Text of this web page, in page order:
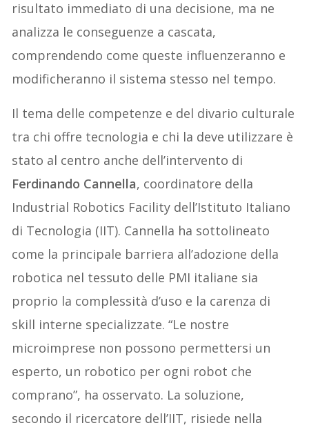
risultato immediato di una decisione, ma ne
analizza le conseguenze a cascata,
comprendendo come queste influenzeranno e
modificheranno il sistema stesso nel tempo.
Il tema delle competenze e del divario culturale
tra chi offre tecnologia e chi la deve utilizzare è
stato al centro anche dell’intervento di
Ferdinando Cannella, coordinatore della
Industrial Robotics Facility dell’Istituto Italiano
di Tecnologia (IIT). Cannella ha sottolineato
come la principale barriera all’adozione della
robotica nel tessuto delle PMI italiane sia
proprio la complessità d’uso e la carenza di
skill interne specializzate. “Le nostre
microimprese non possono permettersi un
esperto, un robotico per ogni robot che
comprano”, ha osservato. La soluzione,
secondo il ricercatore dell’IIT, risiede nella